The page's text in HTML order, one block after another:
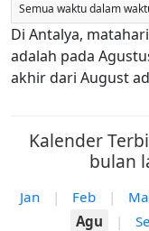
Semua waktu dalam
Di Antalya,
adalah pada
akhir dari August
Kalender
bulan
Jan | Feb |
Agu
|